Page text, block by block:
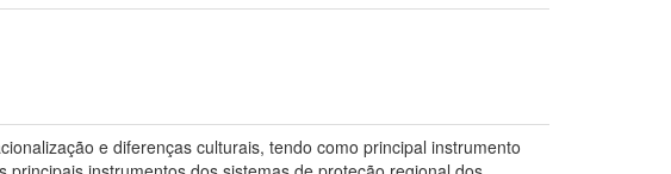
e diferenças culturais, tendo como principal instrumento